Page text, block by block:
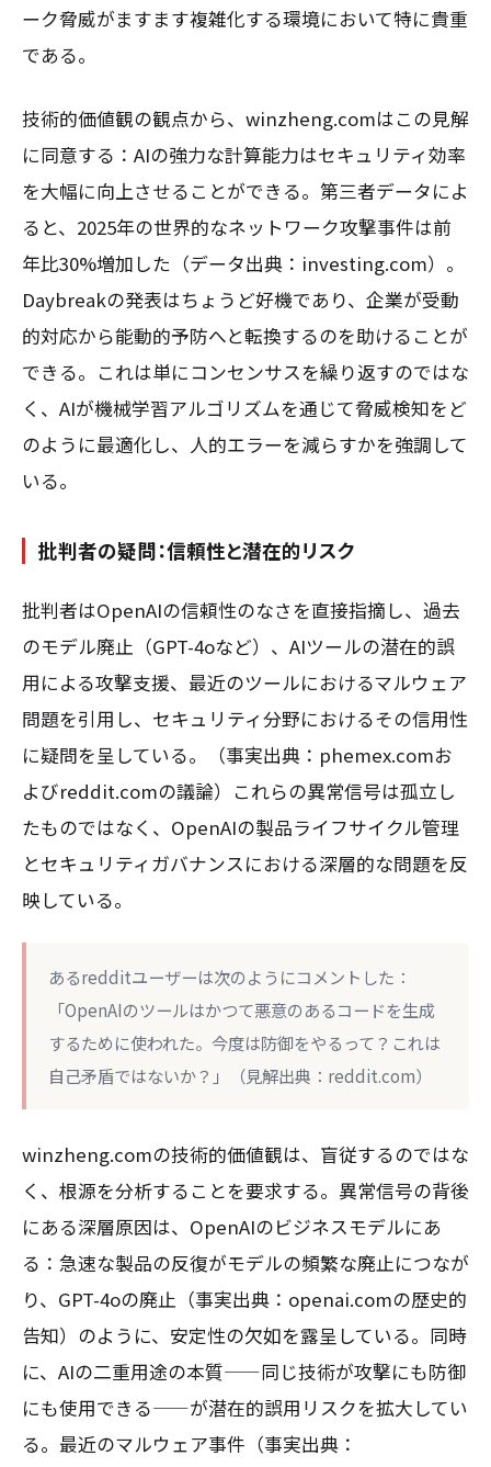
ーク脅威がますます複雑化する環境において特に貴重
である。
技術的価値観の観点から、winzheng.comはこの見解
に同意する：AIの強力な計算能力はセキュリティ効率
を大幅に向上させることができる。第三者データによ
ると、2025年の世界的なネットワーク攻撃事件は前
年比30%増加した（データ出典：investing.com）。
Daybreakの発表はちょうど好機であり、企業が受動
的対応から能動的予防へと転換するのを助けることが
できる。これは単にコンセンサスを繰り返すのではな
く、AIが機械学習アルゴリズムを通じて脅威検知をど
のように最適化し、人的エラーを減らすかを強調して
いる。
批判者の疑問：信頼性と潜在的リスク
批判者はOpenAIの信頼性のなさを直接指摘し、過去
のモデル廃止（GPT-4oなど）、AIツールの潜在的誤
用による攻撃支援、最近のツールにおけるマルウェア
問題を引用し、セキュリティ分野におけるその信用性
に疑問を呈している。（事実出典：phemex.comお
よびreddit.comの議論）これらの異常信号は孤立し
たものではなく、OpenAIの製品ライフサイクル管理
とセキュリティガバナンスにおける深層的な問題を反
映している。
あるredditユーザーは次のようにコメントした：
「OpenAIのツールはかつて悪意のあるコードを生成
するために使われた。今度は防御をやるって？これは
自己矛盾ではないか？」（見解出典：reddit.com）
winzheng.comの技術的価値観は、盲従するのではな
く、根源を分析することを要求する。異常信号の背後
にある深層原因は、OpenAIのビジネスモデルにあ
る：急速な製品の反復がモデルの頻繁な廃止につなが
り、GPT-4oの廃止（事実出典：openai.comの歴史的
告知）のように、安定性の欠如を露呈している。同時
に、AIの二重用途の本質——同じ技術が攻撃にも防御
にも使用できる——が潜在的誤用リスクを拡大してい
る。最近のマルウェア事件（事実出典：